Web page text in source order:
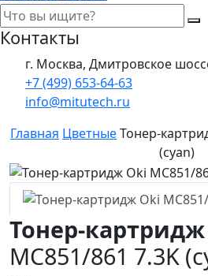
Контакты
г. Москва, Дмитровское
+7 (499) 653-64-63
info@mitutech.ru
Главная ЦветныеТонер-
(cyan)
Тонер-картридж
MC851/861 7.3K